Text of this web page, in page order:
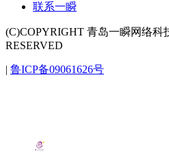
联系一瞬
(C)COPYRIGHT 青岛一瞬网络科
RESERVED
| 鲁ICP备09061626号